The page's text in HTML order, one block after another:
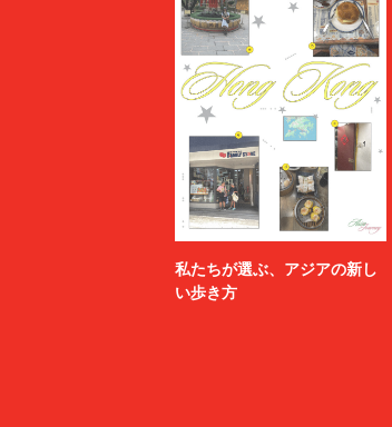
私たちが選ぶ、アジアの新し
い歩き方